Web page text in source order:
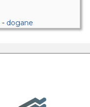
- dogane